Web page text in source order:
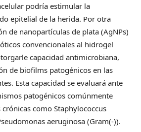
podría estimular la
epitelial de la herida. Por otra
de nanopartículas de plata (AgNPs)
convencionales al hidrogel
capacidad antimicrobiana,
de biofilms patogénicos en las
Esta capacidad se evaluará ante
patogénicos comúnmente
como Staphylococcus
aeruginosa (Gram(-)).